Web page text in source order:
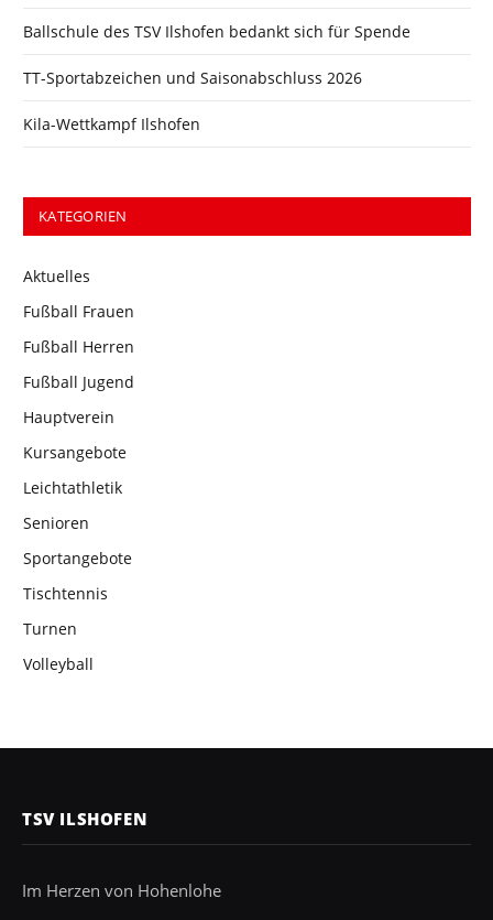
Ballschule des TSV Ilshofen bedankt sich für Spende
TT-Sportabzeichen und Saisonabschluss 2026
Kila-Wettkampf Ilshofen
KATEGORIEN
Aktuelles
Fußball Frauen
Fußball Herren
Fußball Jugend
Hauptverein
Kursangebote
Leichtathletik
Senioren
Sportangebote
Tischtennis
Turnen
Volleyball
TSV ILSHOFEN
Im Herzen von Hohenlohe